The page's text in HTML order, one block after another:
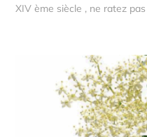
XIV ème siècle , ne ratez